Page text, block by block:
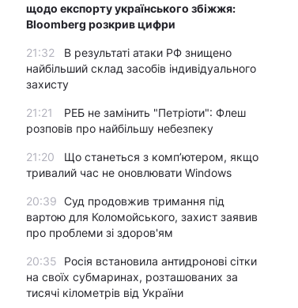
щодо експорту українського збіжжя:
Bloomberg розкрив цифри
21:32
В результаті атаки РФ знищено
найбільший склад засобів індивідуального
захисту
21:21
РЕБ не замінить "Петріоти": Флеш
розповів про найбільшу небезпеку
21:20
Що станеться з комп’ютером, якщо
тривалий час не оновлювати Windows
20:39 Суд продовжив тримання під
вартою для Коломойського, захист заявив
про проблеми зі здоров'ям
20:35
Росія встановила антидронові сітки
на своїх субмаринах, розташованих за
тисячі кілометрів від України